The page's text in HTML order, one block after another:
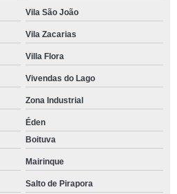
Vila São João
Vila Zacarias
Villa Flora
Vivendas do Lago
Zona Industrial
Éden
Boituva
Mairinque
Salto de Pirapora